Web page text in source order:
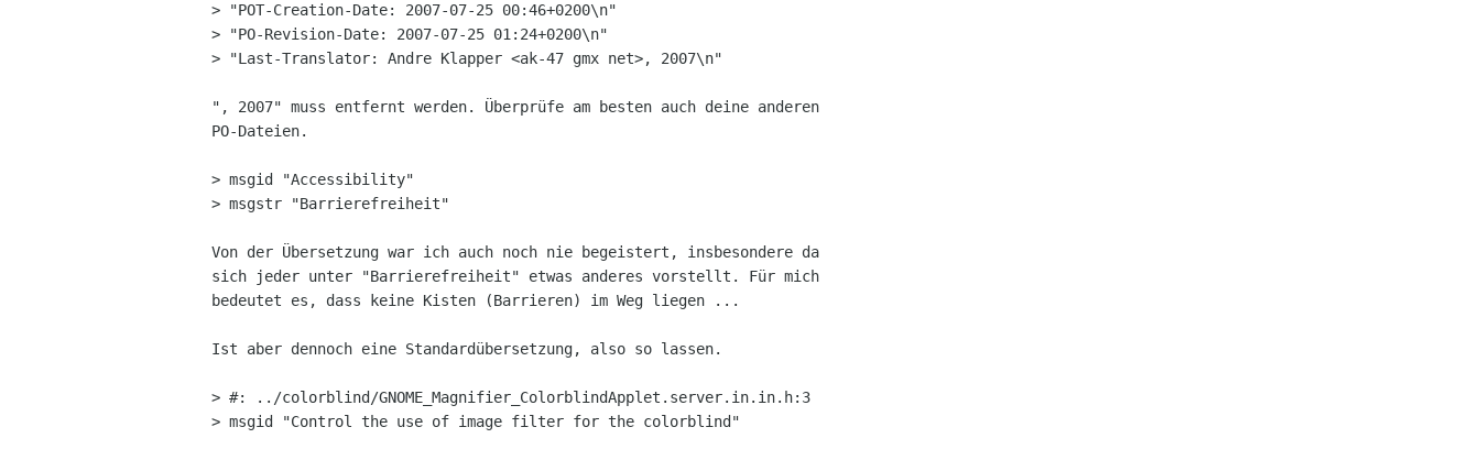
> "POT-Creation-Date: 2007-07-25 00:46+0200\n"
> "PO-Revision-Date: 2007-07-25 01:24+0200\n"
> "Last-Translator: Andre Klapper <ak-47 gmx net>, 2007\n"
", 2007" muss entfernt werden. Überprüfe am besten auch deine anderen
PO-Dateien.
> msgid "Accessibility"
> msgstr "Barrierefreiheit"
Von der Übersetzung war ich auch noch nie begeistert, insbesondere da
sich jeder unter "Barrierefreiheit" etwas anderes vorstellt. Für mich
bedeutet es, dass keine Kisten (Barrieren) im Weg liegen ...
Ist aber dennoch eine Standardübersetzung, also so lassen.
> #: ../colorblind/GNOME_Magnifier_ColorblindApplet.server.in.in.h:3
> msgid "Control the use of image filter for the colorblind"